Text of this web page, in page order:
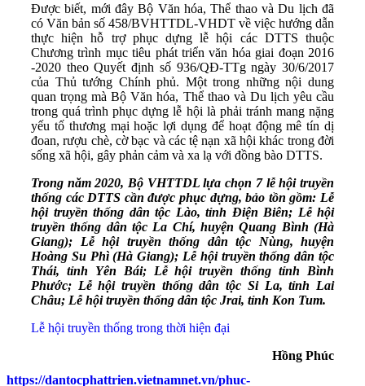
Được biết, mới đây Bộ Văn hóa, Thể thao và Du lịch đã
có Văn bản số 458/BVHTTDL-VHDT về việc hướng dẫn
thực hiện hỗ trợ phục dựng lễ hội các DTTS thuộc
Chương trình mục tiêu phát triển văn hóa giai đoạn 2016
-2020 theo Quyết định số 936/QĐ-TTg ngày 30/6/2017
của Thủ tướng Chính phủ. Một trong những nội dung
quan trọng mà Bộ Văn hóa, Thể thao và Du lịch yêu cầu
trong quá trình phục dựng lễ hội là phải tránh mang nặng
yếu tố thương mại hoặc lợi dụng để hoạt động mê tín dị
đoan, rượu chè, cờ bạc và các tệ nạn xã hội khác trong đời
sống xã hội, gây phản cảm và xa lạ với đồng bào DTTS.
Trong năm 2020, Bộ VHTTDL lựa chọn 7 lễ hội truyền
thống các DTTS cần được phục dựng, bảo tồn gồm: Lễ
hội truyền thống dân tộc Lào, tỉnh Điện Biên; Lễ hội
truyền thống dân tộc La Chí, huyện Quang Bình (Hà
Giang); Lễ hội truyền thống dân tộc Nùng, huyện
Hoàng Su Phì (Hà Giang); Lễ hội truyền thống dân tộc
Thái, tỉnh Yên Bái; Lễ hội truyền thống tỉnh Bình
Phước; Lễ hội truyền thống dân tộc Si La, tỉnh Lai
Châu; Lễ hội truyền thống dân tộc Jrai, tỉnh Kon Tum.
Lễ hội truyền thống trong thời hiện đại
Hồng Phúc
https://dantocphattrien.vietnamnet.vn/phuc-